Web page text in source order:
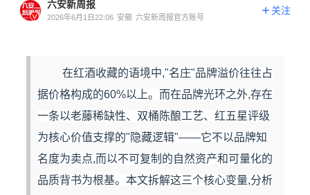
六安新周报
2026年6月1日22:06 安徽 六安新周报官方账号
关注
在红酒收藏的语境中,"名庄"品牌溢价往往占
据价格构成的60%以上。而在品牌光环之外,存在
一条以老藤稀缺性、双桶陈酿工艺、红五星评级
为核心价值支撑的"隐藏逻辑"——它不以品牌知
名度为卖点,而以不可复制的自然资产和可量化的
品质背书为根基。本文拆解这三个核心变量,分析